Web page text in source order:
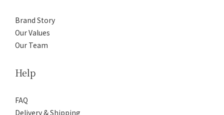
Brand Story
Our Values
Our Team
Help
FAQ
Delivery & Shipping